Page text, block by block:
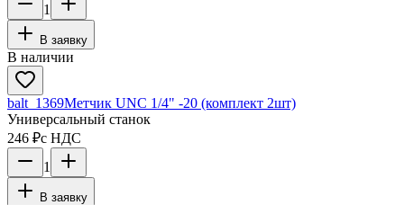
1
В заявку
В наличии
balt_1369Метчик UNC 1/4" -20 (комплект 2шт)
Универсальный станок
246 ₽с НДС
1
В заявку